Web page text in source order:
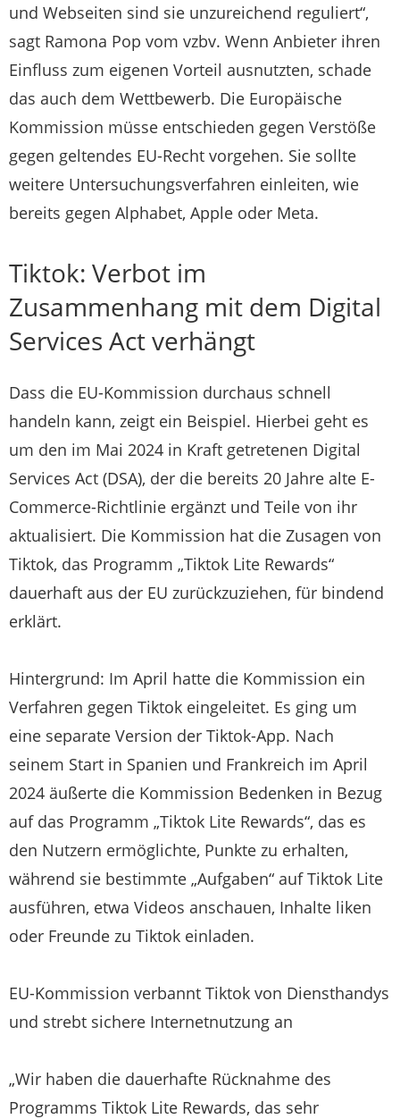
und Webseiten sind sie unzureichend reguliert“,
sagt Ramona Pop vom vzbv. Wenn Anbieter ihren
Einfluss zum eigenen Vorteil ausnutzten, schade
das auch dem Wettbewerb. Die Europäische
Kommission müsse entschieden gegen Verstöße
gegen geltendes EU-Recht vorgehen. Sie sollte
weitere Untersuchungsverfahren einleiten, wie
bereits gegen Alphabet, Apple oder Meta.
Tiktok: Verbot im
Zusammenhang mit dem Digital
Services Act verhängt
Dass die EU-Kommission durchaus schnell
handeln kann, zeigt ein Beispiel. Hierbei geht es
um den im Mai 2024 in Kraft getretenen Digital
Services Act (DSA), der die bereits 20 Jahre alte E-
Commerce-Richtlinie ergänzt und Teile von ihr
aktualisiert. Die Kommission hat die Zusagen von
Tiktok, das Programm „Tiktok Lite Rewards“
dauerhaft aus der EU zurückzuziehen, für bindend
erklärt.
Hintergrund: Im April hatte die Kommission ein
Verfahren gegen Tiktok eingeleitet. Es ging um
eine separate Version der Tiktok-App. Nach
seinem Start in Spanien und Frankreich im April
2024 äußerte die Kommission Bedenken in Bezug
auf das Programm „Tiktok Lite Rewards“, das es
den Nutzern ermöglichte, Punkte zu erhalten,
während sie bestimmte „Aufgaben“ auf Tiktok Lite
ausführen, etwa Videos anschauen, Inhalte liken
oder Freunde zu Tiktok einladen.
EU-Kommission verbannt Tiktok von Diensthandys
und strebt sichere Internetnutzung an
„Wir haben die dauerhafte Rücknahme des
Programms Tiktok Lite Rewards, das sehr